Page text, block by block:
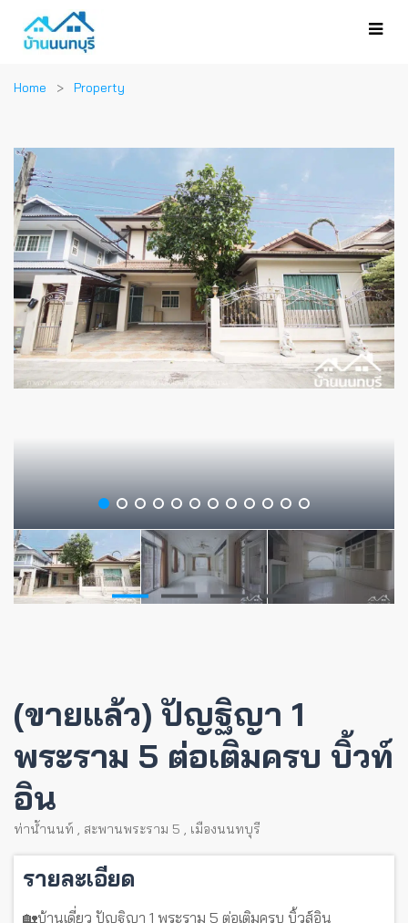
Home Property
(ขายแล้ว) ปัญฐิญา 1
พระราม 5 ต่อเติมครบ บิ้วท์
อิน
ท่าน้ำนนท์ , สะพานพระราม 5 , เมืองนนทบุรี
รายละเอียด
🏡บ้านเดี่ยว ปัญฐิญา 1 พระราม 5 ต่อเติมครบ บิ้วส์อิน